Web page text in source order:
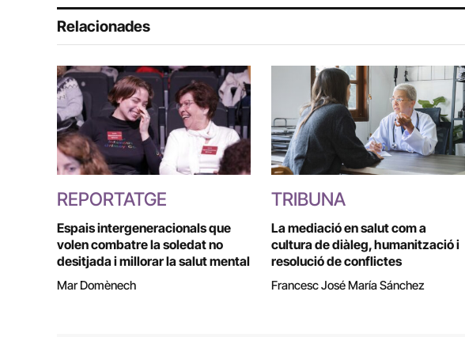
Relacionades
REPORTATGE
Espais intergeneracionals que
volen combatre la soledat no
desitjada i millorar la salut mental
Mar Domènech
TRIBUNA
La mediació en salut com a
cultura de diàleg, humanització i
resolució de conflictes
Francesc José María Sánchez